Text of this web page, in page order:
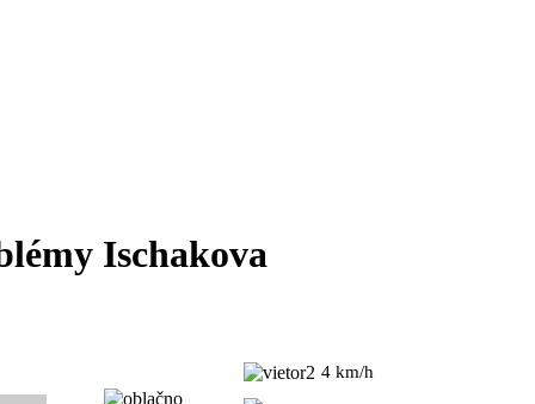
Ischakova
4 km/h